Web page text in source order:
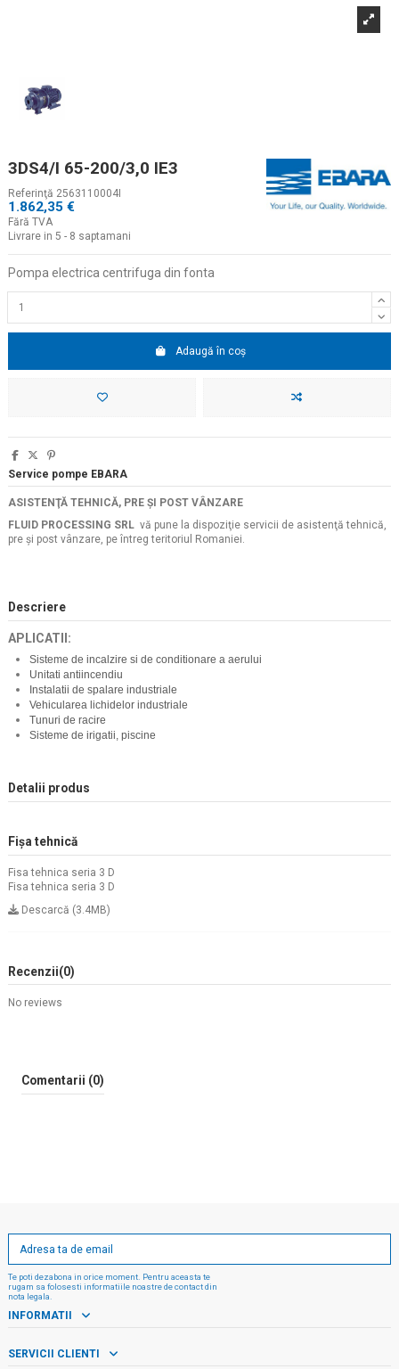
3DS4/I 65-200/3,0 IE3
Referinţă 2563110004I
1.862,35 €
Fără TVA
Livrare in 5 - 8 saptamani
Pompa electrica centrifuga din fonta
Adaugă în coș
Service pompe EBARA
ASISTENŢĂ TEHNICĂ, PRE ŞI POST VÂNZARE
FLUID PROCESSING SRL vă pune la dispoziţie servicii de asistenţă tehnică,
pre şi post vânzare, pe întreg teritoriul Romaniei.
Descriere
APLICATII:
Sisteme de incalzire si de conditionare a aerului
Unitati antiincendiu
Instalatii de spalare industriale
Vehicularea lichidelor industriale
Tunuri de racire
Sisteme de irigatii, piscine
Detalii produs
Fișa tehnică
Fisa tehnica seria 3 D
Fisa tehnica seria 3 D
Descarcă (3.4MB)
Recenzii(0)
No reviews
Comentarii (0)
Te poti dezabona in orice moment. Pentru aceasta te
rugam sa folosesti informatiile noastre de contact din
nota legala.
INFORMATII
SERVICII CLIENTI